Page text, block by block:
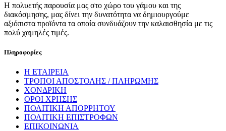
Η πολυετής παρουσία μας στο χώρο του γάμου και της
διακόσμησης, μας δίνει την δυνατότητα να δημιουργούμε
αξιόπιστα προϊόντα τα οποία συνδυάζουν την καλαισθησία με τις
πολύ χαμηλές τιμές.
Πληροφορίες
Η ΕΤΑΙΡΕΙΑ
ΤΡΟΠΟΙ ΑΠΟΣΤΟΛΗΣ / ΠΛΗΡΩΜΗΣ
ΧΟΝΔΡΙΚΗ
ΟΡΟΙ ΧΡΗΣΗΣ
ΠΟΛΙΤΙΚΗ ΑΠΟΡΡΗΤΟΥ
ΠΟΛΙΤΙΚΗ ΕΠΙΣΤΡΟΦΩΝ
ΕΠΙΚΟΙΝΩΝΙΑ